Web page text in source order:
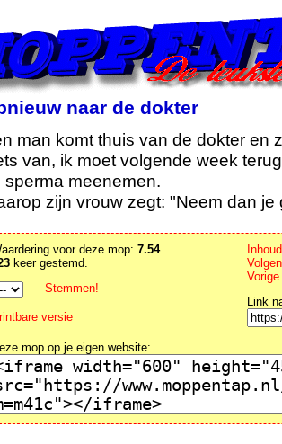
naar de dokter
man komt thuis van de dokter en
van, ik moet volgende week
sperma meenemen.
zijn vrouw zegt: "Neem dan
voor deze mop: 7.54
keer gestemd.
Stemmen!
versie
Link
mop op je eigen website: